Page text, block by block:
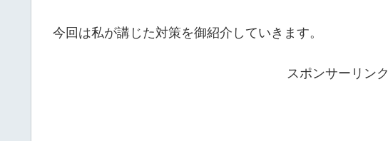
今回は私が講じた対策を御紹介していきます。
スポンサーリンク